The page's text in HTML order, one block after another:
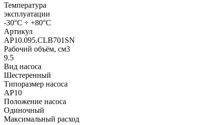
Температура
эксплуатации
-30°C ÷ +80°C
Артикул
AP10.095.CLB701SN
Рабочий объём, см3
9.5
Вид насоса
Шестеренный
Типоразмер насоса
AP10
Положение насоса
Одиночный
Максимальный расход